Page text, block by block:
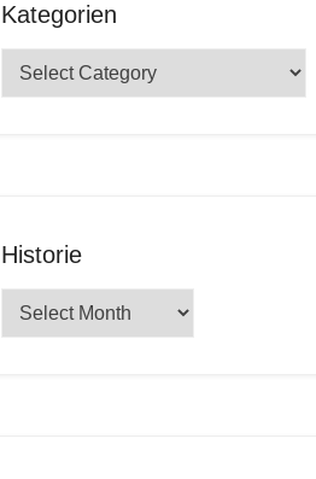
Kategorien
Kategorien
Historie
Historie